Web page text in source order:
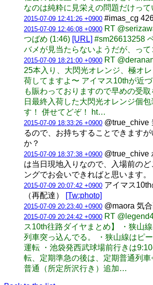
なのは純粋に見栄えの問題だけって
2015-07-09 12:41:26 +0900 #imas_cg
2015-07-09 12:46:08 +0900 RT
つばめ (1:46) [URL] #sm26613258
バメが見当たらないようだが、って
2015-07-09 18:21:00 +0900 RT
25本入り、大閃光オレンジ、極オ
荷してますよ〜 アイマス10thが近
も賑わっておりますので早めの受
日最終入荷した大閃光オレンジ個
す！ 併せてどぞ！ ht…
2015-07-09 18:33:26 +0900 @true_chive
るので、お持ちすることできますが
か？
2015-07-09 18:37:38 +0900 @true_chive
は当日現地入りなので、入場前のど
ングでお会いできればと思います。
2015-07-09 20:07:42 +0900 アイマス
（再配達）
[Tw:photo]
2015-07-09 20:23:40 +0900 @maora 気
2015-07-09 20:24:42 +0900 RT
ス10th往路ダイヤまとめ】 ・狭山
列車突っ込んでる。 ・狭山線はピ
運転 ・池袋発西武球場前行きは
転、定期準急の後は、定期普通列
普通（所定所沢行き）追加…